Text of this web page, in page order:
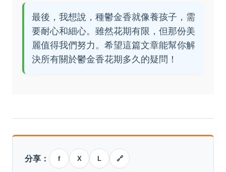
最後，我想說，種鬱金香就像養孩子，需
要耐心和細心。雖然花期有限，但那份美
麗值得我們努力。希望這篇文章能幫你解
決所有關於鬱金香花期多久的疑問！
分享： f X L 🔗